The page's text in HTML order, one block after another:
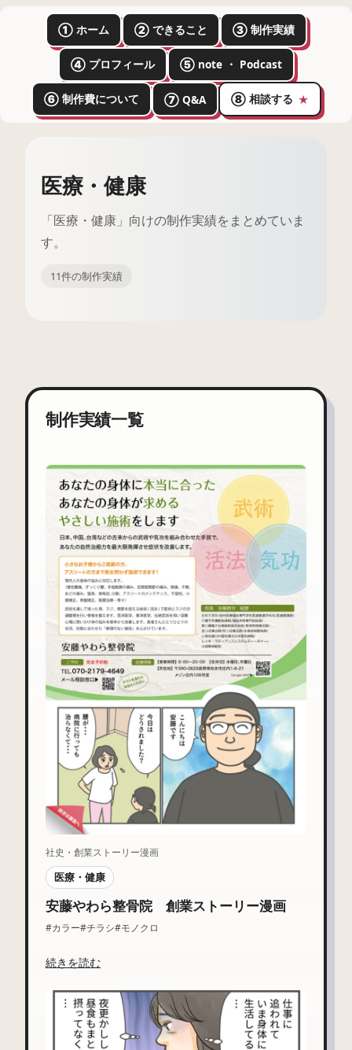
① ホーム ② できること ③ 制作実績
④ プロフィール ⑤ note ・ Podcast
⑥ 制作費について ⑦ Q&A ⑧ 相談する ★
医療・健康
「医療・健康」向けの制作実績をまとめていま
す。
11件の制作実績
制作実績一覧
社史・創業ストーリー漫画
医療・健康
安藤やわら整骨院 創業ストーリー漫画
#カラー#チラシ#モノクロ
続きを読む